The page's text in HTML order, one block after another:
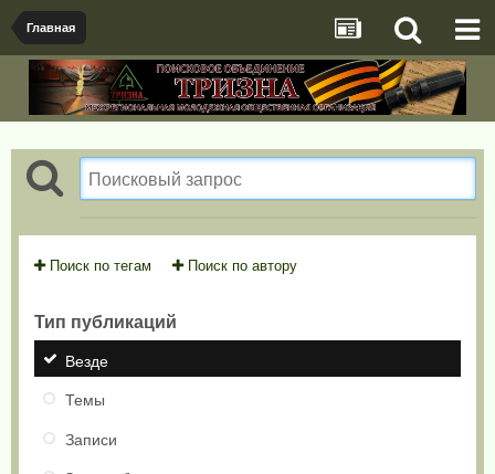
Главная
Поиск по тегам Поиск по автору
Тип публикаций
Везде
Темы
Записи